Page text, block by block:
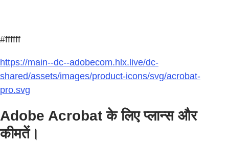
#ffffff
https://main--dc--adobecom.hlx.live/dc-
shared/assets/images/product-icons/svg/acrobat-
pro.svg
Adobe Acrobat के लिए प्लान्स और
कीमतें।